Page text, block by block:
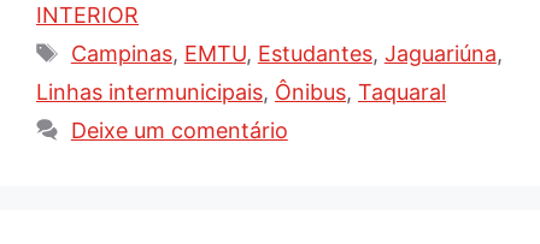
INTERIOR
Tags
Campinas, EMTU, Estudantes, Jaguariúna,
Linhas intermunicipais, Ônibus, Taquaral
Deixe um comentário